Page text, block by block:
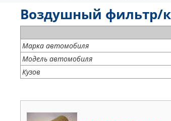
Воздушный фильтр/
Марка автомобиля
Модель автомобиля
Кузов